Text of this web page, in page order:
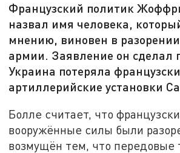
Французский политик
назвал имя человека,
мнению, виновен в
армии. Заявление он сделал
Украина потеряла
артиллерийские установки
Болле считает, что
вооружённые силы были
возмущён тем, что передовые